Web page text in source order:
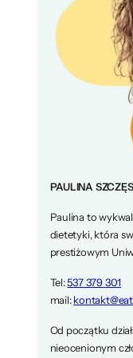
PAULINA
Paulina to
dietetyki, która
prestiżowym
Tel:537 379 301
mail:
Od początku
nieocenionym